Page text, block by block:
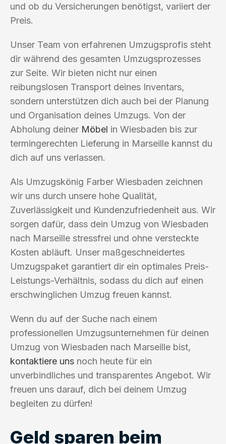
und ob du Versicherungen benötigst, variiert der
Preis.
Unser Team von erfahrenen Umzugsprofis steht
dir während des gesamten Umzugsprozesses
zur Seite. Wir bieten nicht nur einen
reibungslosen Transport deines Inventars,
sondern unterstützen dich auch bei der Planung
und Organisation deines Umzugs. Von der
Abholung deiner Möbel in Wiesbaden bis zur
termingerechten Lieferung in Marseille kannst du
dich auf uns verlassen.
Als Umzugskönig Farber Wiesbaden zeichnen
wir uns durch unsere hohe Qualität,
Zuverlässigkeit und Kundenzufriedenheit aus. Wir
sorgen dafür, dass dein Umzug von Wiesbaden
nach Marseille stressfrei und ohne versteckte
Kosten abläuft. Unser maßgeschneidertes
Umzugspaket garantiert dir ein optimales Preis-
Leistungs-Verhältnis, sodass du dich auf einen
erschwinglichen Umzug freuen kannst.
Wenn du auf der Suche nach einem
professionellen Umzugsunternehmen für deinen
Umzug von Wiesbaden nach Marseille bist,
kontaktiere uns noch heute für ein
unverbindliches und transparentes Angebot. Wir
freuen uns darauf, dich bei deinem Umzug
begleiten zu dürfen!
Geld sparen beim